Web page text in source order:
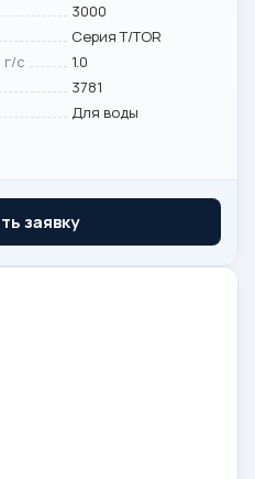
3000
Серия T/TOR
с
1.0
3781
Для воды
заявку